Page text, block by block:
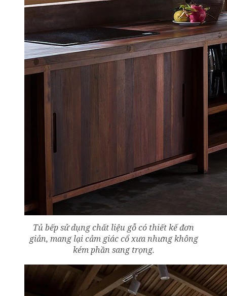
Tủ bếp sử dụng chất liệu gỗ có thiết kế đơn
giản, mang lại cảm giác cổ xưa nhưng không
kém phần sang trọng.